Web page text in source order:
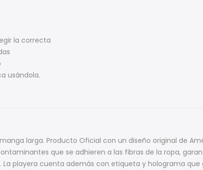
la correcta
usándola.
de manga larga. Producto Oficial con un diseño original de
que se adhieren a las fibras de la ropa,
playera cuenta además con etiqueta y holograma que